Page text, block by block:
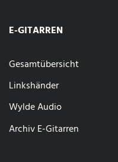
E-GITARREN
Gesamtübersicht
Linkshänder
Wylde Audio
Archiv E-Gitarren